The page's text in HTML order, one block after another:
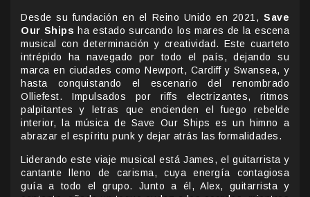
Desde su fundación en el Reino Unido en 2021, Save
Our Ships ha estado surcando los mares de la escena
musical con determinación y creatividad. Este cuarteto
intrépido ha navegado por todo el país, dejando su
marca en ciudades como Newport, Cardiff y Swansea, y
hasta conquistando el escenario del renombrado
Olliefest. Impulsados por riffs electrizantes, ritmos
palpitantes y letras que encienden el fuego rebelde
interior, la música de Save Our Ships es un himno a
abrazar el espíritu punk y dejar atrás las formalidades.
Liderando este viaje musical está James, el guitarrista y
cantante lleno de carisma, cuya energía contagiosa
guía a todo el grupo. Junto a él, Alex, guitarrista y